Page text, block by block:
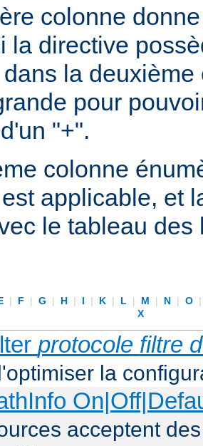
colonne
la directive
la
pour
"+".
colonne
applicable, et
le tableau
| F | G | H | I | K | L | M | N | O
X
protocole filtre
la
acceptent